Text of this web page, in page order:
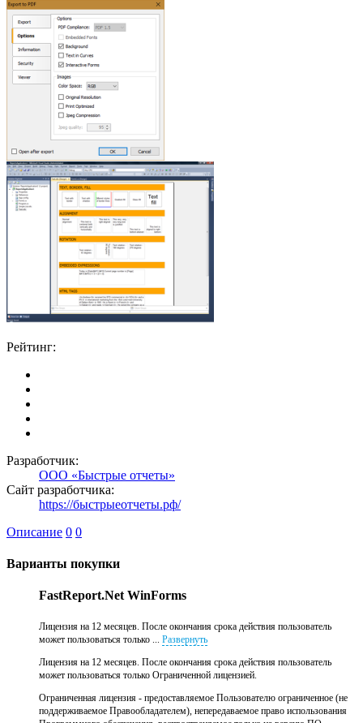
Рейтинг:
Разработчик:
ООО «Быстрые отчеты»
Сайт разработчика:
https://быстрыеотчеты.рф/
Описание 0 0
Варианты покупки
FastReport.Net WinForms
Лицензия на 12 месяцев. После окончания срока действия пользователь
может пользоваться только ... Развернуть
Лицензия на 12 месяцев. После окончания срока действия пользователь
может пользоваться только Ограниченной лицензией.
Ограниченная лицензия - предоставляемое Пользователю ограниченное (не
поддерживаемое Правообладателем), непередаваемое право использования